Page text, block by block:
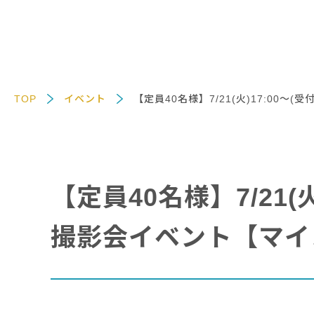
TOP イベント 【定員40名様】7/21(火)17:00～(受
【定員40名様】7/
撮影会イベント【マイ